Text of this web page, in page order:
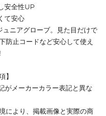
安全性UP
て安心
ニアグローブ。見た目だけで
防止コードなど安心して使え
】
がメーカーカラー表記と異な
により、掲載画像と実際の商